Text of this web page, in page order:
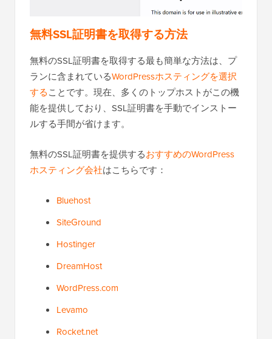
無料SSL証明書を取得する方法
無料のSSL証明書を取得する最も簡単な方法は、プ
ランに含まれているWordPressホスティングを選択
することです。現在、多くのトップホストがこの機
能を提供しており、SSL証明書を手動でインストー
ルする手間が省けます。
無料のSSL証明書を提供するおすすめのWordPress
ホスティング会社はこちらです：
Bluehost
SiteGround
Hostinger
DreamHost
WordPress.com
Levamo
Rocket.net